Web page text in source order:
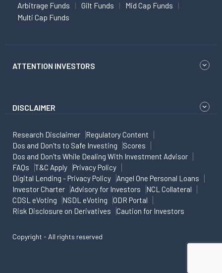
Arbitrage Funds
Gilt Funds
Mid Cap Funds
Multi Cap Funds
ATTENTION INVESTORS
DISCLAIMER
Research Disclaimer
Regulatory Content
Dos and Don'ts to Safe Investing
Scores
Dos and Don'ts While Dealing With Investment Advisor
FAQs
T&C Apply
Privacy Policy
Digital Lending - Privacy Policy
Angel One Personal Loans
Investor Charter
Advisory for Investors
NCL Collateral
CDSL eVoting
NSDL eVoting
ODR Portal
Risk Disclosure on Derivatives
Caution for Investors
Copyright - All rights reserved